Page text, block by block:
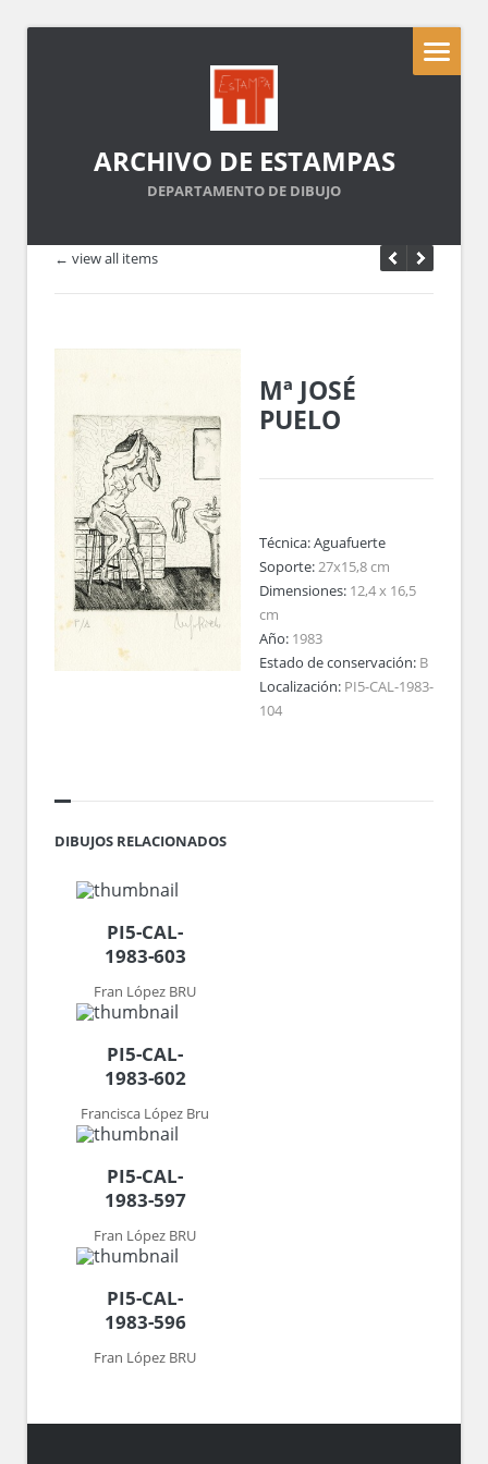
ARCHIVO DE ESTAMPAS
DEPARTAMENTO DE DIBUJO
← view all items
Mª JOSÉ
PUELO
Técnica:Aguafuerte
Soporte:27x15,8 cm
Dimensiones: 12,4 x 16,5
cm
Año: 1983
Estado de conservación: B
Localización: PI5-CAL-1983-
104
DIBUJOS RELACIONADOS
PI5-CAL-
1983-603
Fran López BRU
PI5-CAL-
1983-602
Francisca López Bru
PI5-CAL-
1983-597
Fran López BRU
PI5-CAL-
1983-596
Fran López BRU